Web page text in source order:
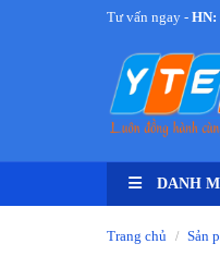
Tư vấn ngay - HN:
DANH
Trang chủ / Sản